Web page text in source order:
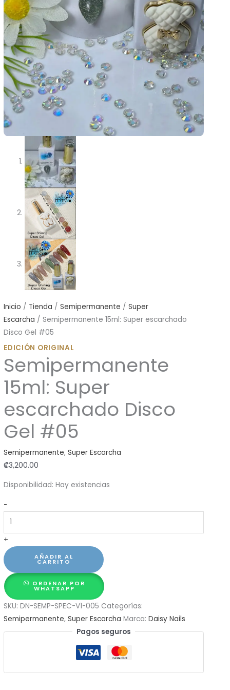
Inicio / Tienda /Semipermanente /Super
Escarcha / Semipermanente 15ml: Super escarchado
Disco Gel #05
EDICIÓN ORIGINAL
Semipermanente
15ml: Super
escarchado Disco
Gel #05
Semipermanente,Super Escarcha
₡3,200.00
Disponibilidad: Hay existencias
-
15ml:
escarchado
Gel
#05
cantidad
+
AÑADIR AL
CARRITO
ORDENAR POR
WHATSAPP
SKU:DN-SEMP-SPEC-V1-005 Categorías:
Semipermanente,Super Escarcha Marca:Daisy Nails
Pagos seguros